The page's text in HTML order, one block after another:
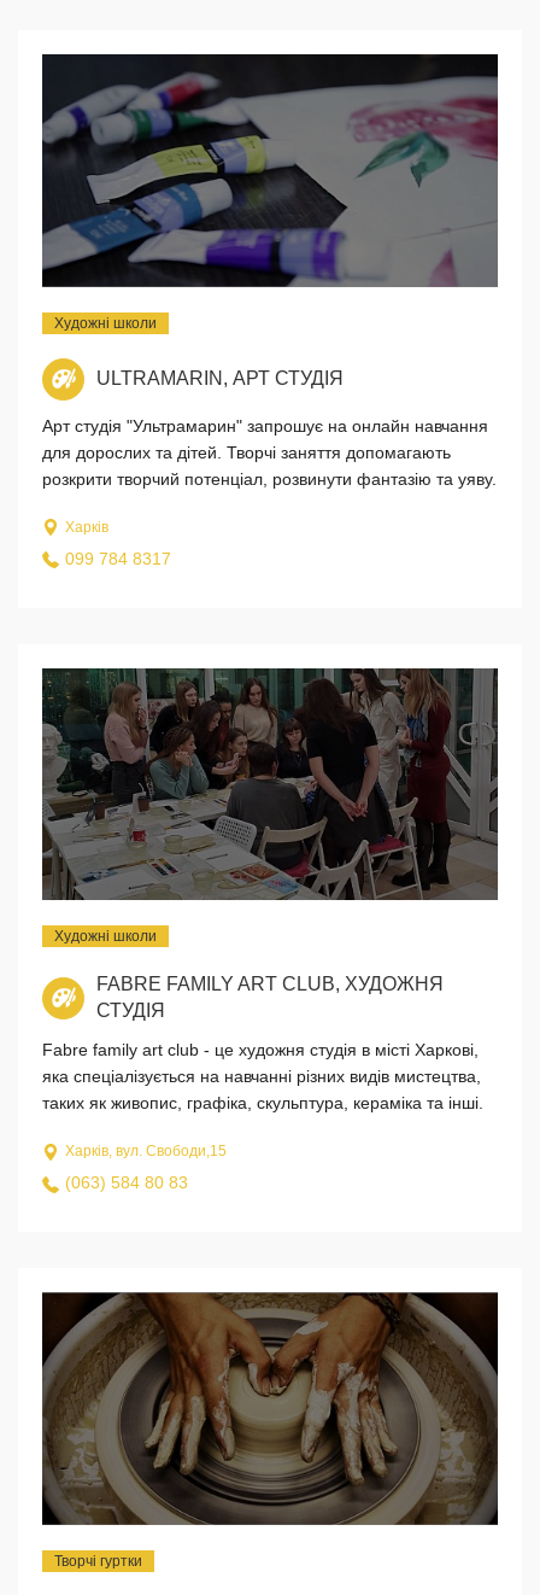
Художні школи
ULTRAMARIN, АРТ СТУДІЯ
Арт студія "Ультрамарин" запрошує на онлайн навчання
для дорослих та дітей. Творчі заняття допомагають
розкрити творчий потенціал, розвинути фантазію та уяву.
Харків
099 784 8317
Художні школи
FABRE FAMILY ART CLUB, ХУДОЖНЯ
СТУДІЯ
Fabre family art club - це художня студія в місті Харкові,
яка спеціалізується на навчанні різних видів мистецтва,
таких як живопис, графіка, скульптура, кераміка та інші.
Харків, вул. Свободи,15
(063) 584 80 83
Творчі гуртки